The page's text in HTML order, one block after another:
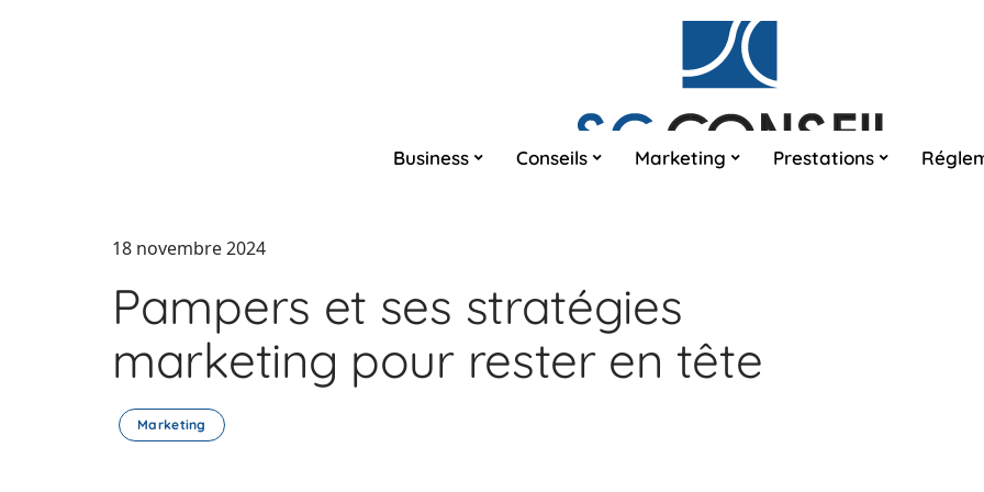
Business Conseils Marketing Prestations
18 novembre 2024
Pampers et ses stratégies
marketing pour rester en tête
Marketing